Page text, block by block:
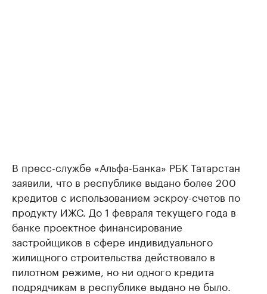
В пресс-службе «Альфа-Банка» РБК Татарстан
заявили, что в республике выдано более 200
кредитов с использованием эскроу-счетов по
продукту ИЖС. До 1 февраля текущего года в
банке проектное финансирование
застройщиков в сфере индивидуального
жилищного строительства действовало в
пилотном режиме, но ни одного кредита
подрядчикам в республике выдано не было.